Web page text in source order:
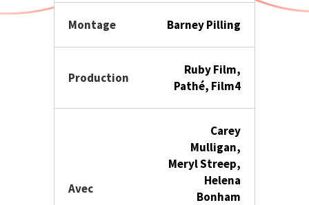
Montage Barney Pilling
Production
Ruby Film,
Pathé, Film4
Avec
Carey
Mulligan,
Meryl Streep,
Helena
Bonham